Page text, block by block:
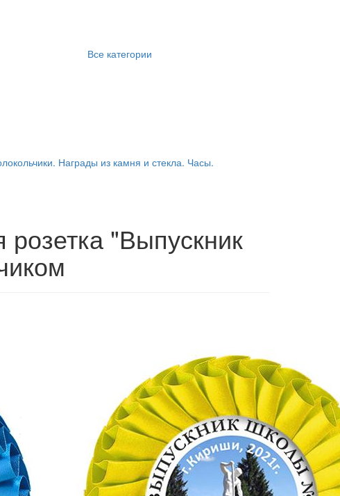
Все категории
Награды из камня и стекла. Часы.
"Выпускник